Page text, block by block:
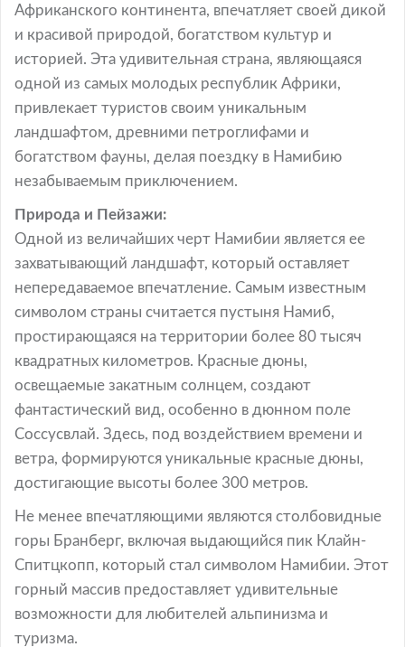
Африканского континента, впечатляет своей дикой
и красивой природой, богатством культур и
историей. Эта удивительная страна, являющаяся
одной из самых молодых республик Африки,
привлекает туристов своим уникальным
ландшафтом, древними петроглифами и
богатством фауны, делая поездку в Намибию
незабываемым приключением.
Природа и Пейзажи:
Одной из величайших черт Намибии является ее
захватывающий ландшафт, который оставляет
непередаваемое впечатление. Самым известным
символом страны считается пустыня Намиб,
простирающаяся на территории более 80 тысяч
квадратных километров. Красные дюны,
освещаемые закатным солнцем, создают
фантастический вид, особенно в дюнном поле
Соссусвлай. Здесь, под воздействием времени и
ветра, формируются уникальные красные дюны,
достигающие высоты более 300 метров.
Не менее впечатляющими являются столбовидные
горы Бранберг, включая выдающийся пик Клайн-
Спитцкопп, который стал символом Намибии. Этот
горный массив предоставляет удивительные
возможности для любителей альпинизма и
туризма.